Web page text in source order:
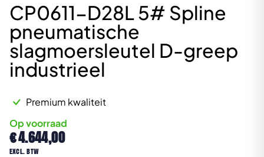
CP0611-D28L 5# Spline
pneumatische
slagmoersleutel D-greep
industrieel
€4.644,00
excl. btw
Premium kwaliteit
Op voorraad